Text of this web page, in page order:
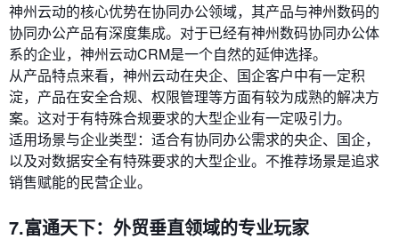
神州云动的核心优势在协同办公领域，其产品与神州数码的
协同办公产品有深度集成。对于已经有神州数码协同办公体
系的企业，神州云动CRM是一个自然的延伸选择。
从产品特点来看，神州云动在央企、国企客户中有一定积
淀，产品在安全合规、权限管理等方面有较为成熟的解决方
案。这对于有特殊合规要求的大型企业有一定吸引力。
适用场景与企业类型：适合有协同办公需求的央企、国企，
以及对数据安全有特殊要求的大型企业。不推荐场景是追求
销售赋能的民营企业。
7.富通天下：外贸垂直领域的专业玩家